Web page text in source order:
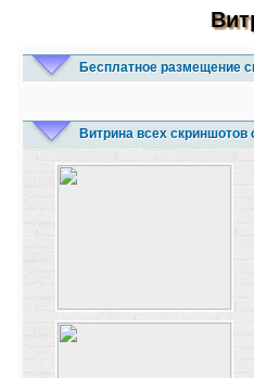
Бесплатное размещение
Витрина всех скриншотов